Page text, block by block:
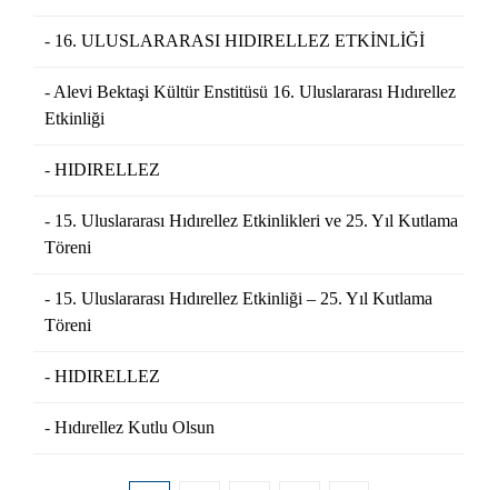
16. ULUSLARARASI HIDIRELLEZ ETKİNLİĞİ
Alevi Bektaşi Kültür Enstitüsü 16. Uluslararası Hıdırellez
Etkinliği
HIDIRELLEZ
15. Uluslararası Hıdırellez Etkinlikleri ve 25. Yıl Kutlama
Töreni
15. Uluslararası Hıdırellez Etkinliği – 25. Yıl Kutlama
Töreni
HIDIRELLEZ
Hıdırellez Kutlu Olsun